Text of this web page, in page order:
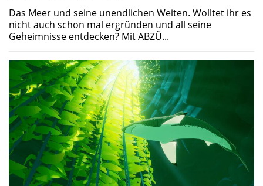
Das Meer und seine unendlichen Weiten. Wolltet ihr es
nicht auch schon mal ergründen und all seine
Geheimnisse entdecken? Mit ABZÛ...